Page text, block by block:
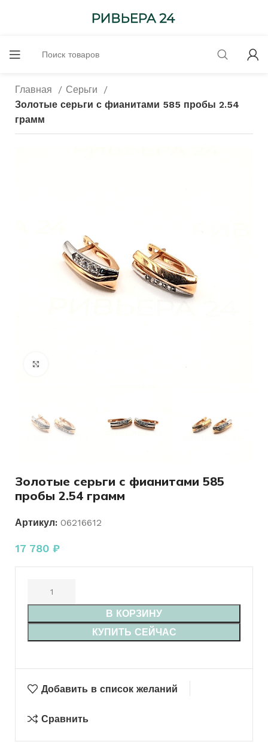
Главная
Серьги
Золотые серьги с фианитами 585 пробы 2.54
грамм
Золотые серьги с фианитами 585
пробы 2.54 грамм
Артикул: 06216612
17 780 ₽
В КОРЗИНУ
КУПИТЬ СЕЙЧАС
Добавить в список желаний
Сравнить